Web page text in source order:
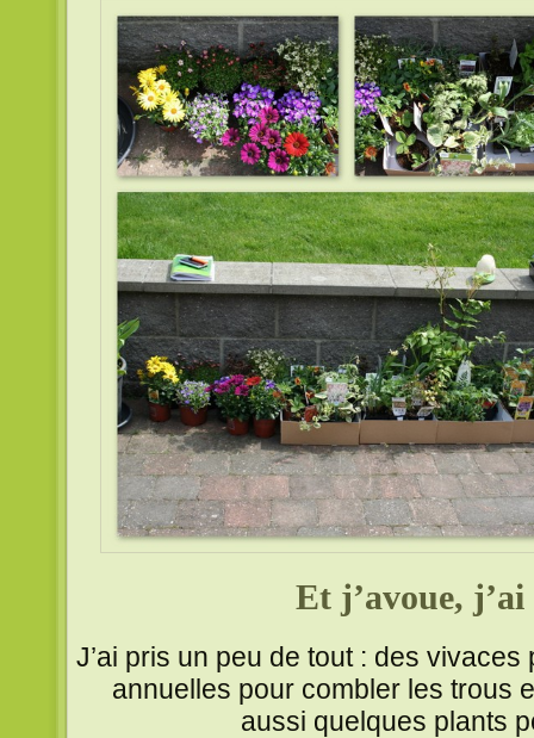
Et j’avoue,
J’ai pris un peu de tout : des vivaces
annuelles pour combler les trous
aussi quelques plants